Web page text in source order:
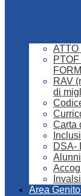
RAV
di
Carta
DSA-
Invalsi
Area